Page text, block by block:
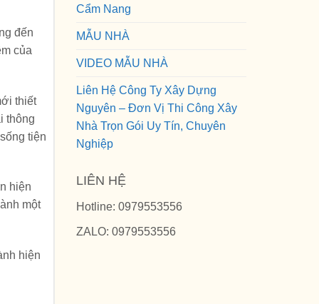
đến
của
thiết
thông
tiện
hiện
một
hiện
Cẩm Nang
MẪU NHÀ
VIDEO MẪU NHÀ
Liên Hệ Công Ty Xây Dựng
Nguyên – Đơn Vị Thi Công Xây
Nhà Trọn Gói Uy Tín, Chuyên
Nghiệp
LIÊN HỆ
Hotline: 0979553556
ZALO: 0979553556